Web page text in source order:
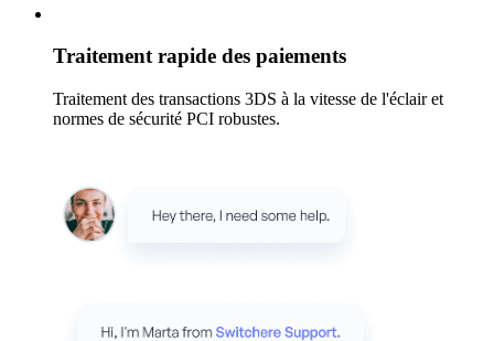
Traitement rapide des paiements
Traitement des transactions 3DS à la vitesse de l'éclair et
normes de sécurité PCI robustes.